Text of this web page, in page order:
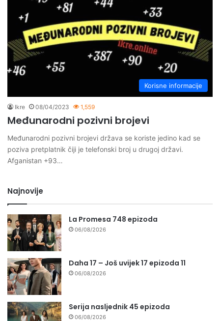
Korisne informacije
Ikre 08/04/2023 1,559
Međunarodni pozivni brojevi
Međunarodni pozivni brojevi država se koriste jedino kad se
poziva pretplatnik čiji je telefonski broj u drugoj državi.
Afganistan +93…
Najnovije
La Promesa 748 epizoda
06/08/2026
Daha 17 – Još uvijek 17 epizoda 11
06/08/2026
Serija nasljednik 45 epizoda
06/08/2026